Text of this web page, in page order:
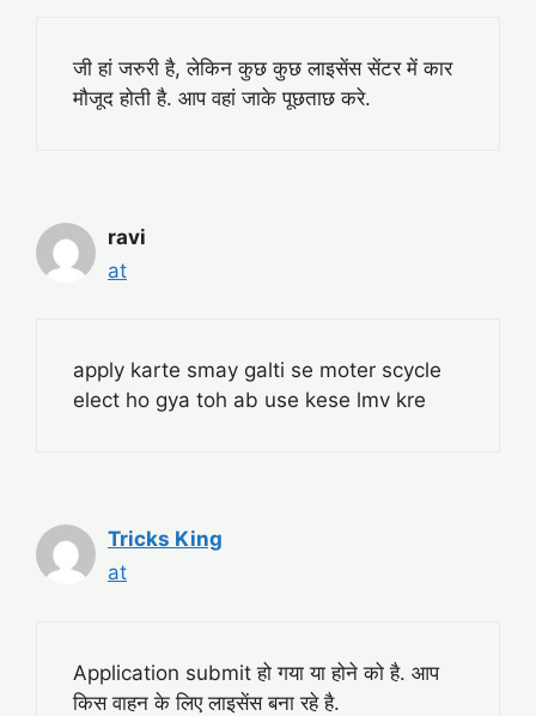
जी हां जरुरी है, लेकिन कुछ कुछ लाइसेंस सेंटर में कार
मौजूद होती है. आप वहां जाके पूछताछ करे.
ravi
at
apply karte smay galti se moter scycle
elect ho gya toh ab use kese lmv kre
Tricks King
at
Application submit हो गया या होने को है. आप
किस वाहन के लिए लाइसेंस बना रहे है.